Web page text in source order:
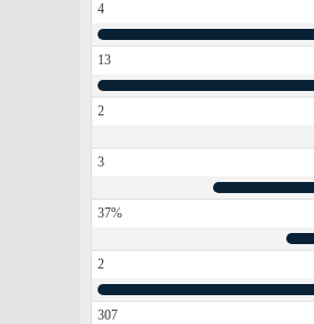
4
13
2
3
37%
2
307